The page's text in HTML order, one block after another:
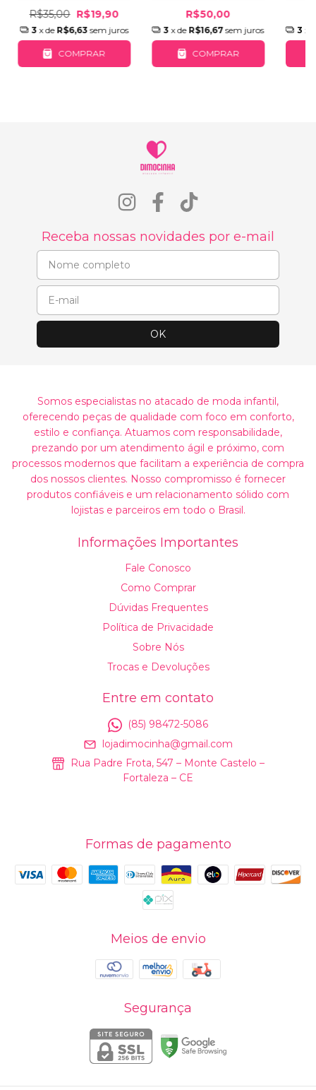
R$35,00 R$19,90
3 x de R$6,63 sem juros
COMPRAR
R$50,00
3 x de R$16,67 sem juros
COMPRAR
3 x
Receba nossas novidades por e-mail
Somos especialistas no atacado de moda infantil,
oferecendo peças de qualidade com foco em conforto,
estilo e confiança. Atuamos com responsabilidade,
prezando por um atendimento ágil e próximo, com
processos modernos que facilitam a experiência de compra
dos nossos clientes. Nosso compromisso é fornecer
produtos confiáveis e um relacionamento sólido com
lojistas e parceiros em todo o Brasil.
Informações Importantes
Fale Conosco
Como Comprar
Dúvidas Frequentes
Política de Privacidade
Sobre Nós
Trocas e Devoluções
Entre em contato
(85) 98472-5086
lojadimocinha@gmail.com
Rua Padre Frota, 547 – Monte Castelo –
Fortaleza – CE
Formas de pagamento
Meios de envio
Segurança